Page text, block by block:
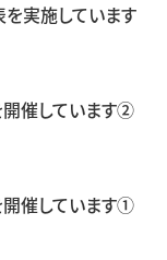
実施しています
開催しています②
開催しています①